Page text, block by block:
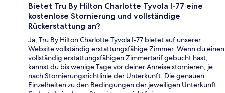
Bietet Tru By Hilton Charlotte Tyvola I-77 eine
kostenlose Stornierung und vollständige
Rückerstattung an?
Ja, Tru By Hilton Charlotte Tyvola I-77 bietet auf unserer
Website vollständig erstattungsfähige Zimmer. Wenn du einen
vollständig erstattungsfähigen Zimmertarif gebucht hast,
kannst du bis wenige Tage vor deiner Anreise stornieren, je
nach Stornierungsrichtlinie der Unterkunft. Die genauen
Einzelheiten zu den Bedingungen der jeweiligen Unterkunft